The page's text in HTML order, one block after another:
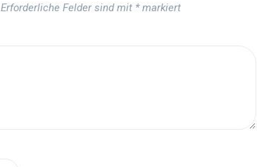
Erforderliche Felder sind mit *markiert